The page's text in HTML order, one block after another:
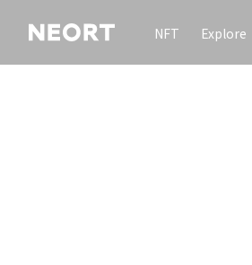
NFT Explore